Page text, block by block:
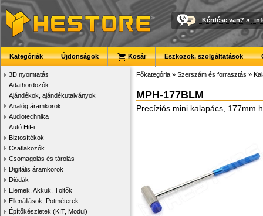
Kérdése van? »
Kategóriák Újdonságok Kosár Eszközök, szolgáltatások
3D nyomtatás
Adathordozók
Ajándékok, ajándékutalványok
Analóg áramkörök
Audiotechnika
Autó HiFi
Biztosítékok
Csatlakozók
Csomagolás és tárolás
Digitális áramkörök
Diódák
Elemek, Akkuk, Töltők
Ellenállások, Potméterek
Építőkészletek (KIT, Modul)
Főkategória » Szerszám és forrasztás »
MPH-177BLM
Precíziós mini kalapács, 177mm